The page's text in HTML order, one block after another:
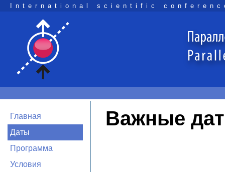
International scientific
Главная
Даты
Программа
Условия
Важные